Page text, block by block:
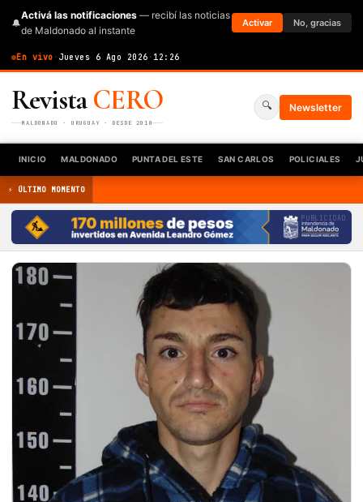
🔔
Activá las notificaciones — recibí las noticias
de Maldonado al instante
Activar No, gracias
En vivo · Jueves 6 Ago 2026 · 12:26
RevistaCERO
MALDONADO · URUGUAY · DESDE 2010
🔍 Newsletter
INICIO MALDONADO PUNTA DEL ESTE SAN CARLOS POLICIALES
⚡ ÚLTIMO MOMENTO
PUBLICIDAD